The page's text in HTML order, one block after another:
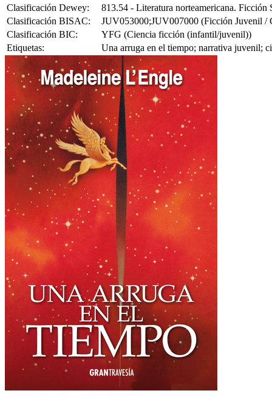
Clasificación Dewey:
813.54 - Literatura norteamericana.
Clasificación BISAC:
JUV053000;JUV007000 (Ficción Juvenil /
Clasificación BIC:
YFG (Ciencia ficción (infantil/juvenil))
Etiquetas:
Una arruga en el tiempo; narrativa juvenil;